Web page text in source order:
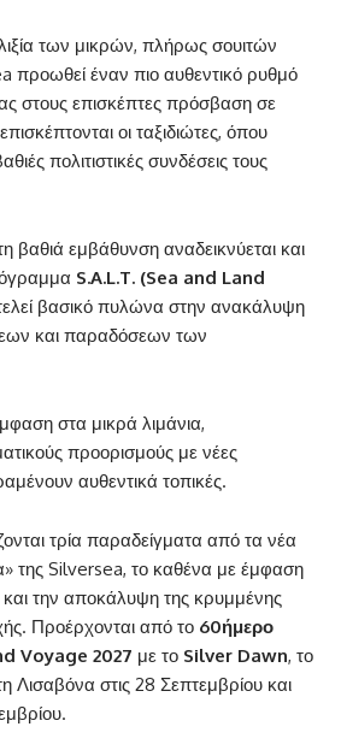
των μικρών, πλήρως σουιτών
προωθεί έναν πιο αυθεντικό ρυθμό
στους επισκέπτες πρόσβαση σε
οι ταξιδιώτες, όπου
πολιτιστικές συνδέσεις τους
εμβάθυνση αναδεικνύεται και
S.A.L.T. (Sea and Land
βασικό πυλώνα στην ανακάλυψη
και παραδόσεων των
στα μικρά λιμάνια,
προορισμούς με νέες
αυθεντικά τοπικές.
τρία παραδείγματα από τα νέα
της Silversea, το καθένα με έμφαση
την αποκάλυψη της κρυμμένης
Προέρχονται από το 60ήμερο
Voyage 2027 με το Silver Dawn, το
Λισαβόνα στις 28 Σεπτεμβρίου και